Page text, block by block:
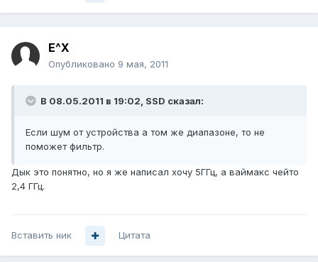
E^X
Опубликовано 9 мая, 2011
В 08.05.2011 в 19:02, SSD сказал:
Если шум от устройства а том же диапазоне, то не
поможет фильтр.
Дык это понятно, но я же написал хочу 5ГГц, а ваймакс чейто
2,4 ГГц.
Вставить ник Цитата